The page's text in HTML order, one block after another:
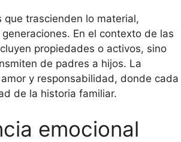
trascienden lo material,
En el contexto de las
propiedades o activos, sino
de padres a hijos. La
y responsabilidad, donde cada
de la historia familiar.
emocional